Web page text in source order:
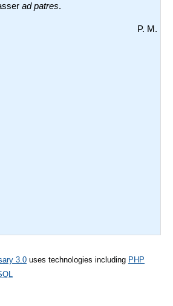
ad patres.
P. M.
3.0 uses technologies including PHP